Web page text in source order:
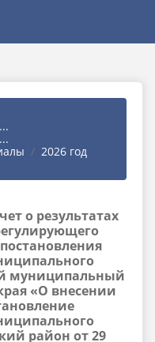
2026 год
о результатах
муниципальный
«О внесении
район от 29